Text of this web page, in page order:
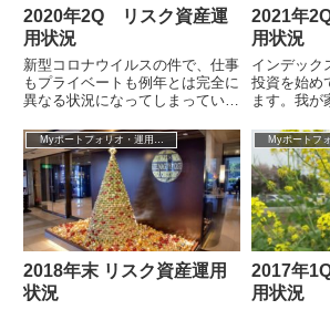
2020年2Q リスク資産運
用状況
新型コロナウイルスの件で、仕事
もプライベートも例年とは完全に
異なる状況になってしまっていま
つみたて投資は変わらず（実際は
増額して）...
2021年
用状況
インデック
投資を始め
ます。我が
年2Q）の
な...
Myポートフォリオ・運用成績
2018年末 リスク資産運用
状況
2017年
用状況